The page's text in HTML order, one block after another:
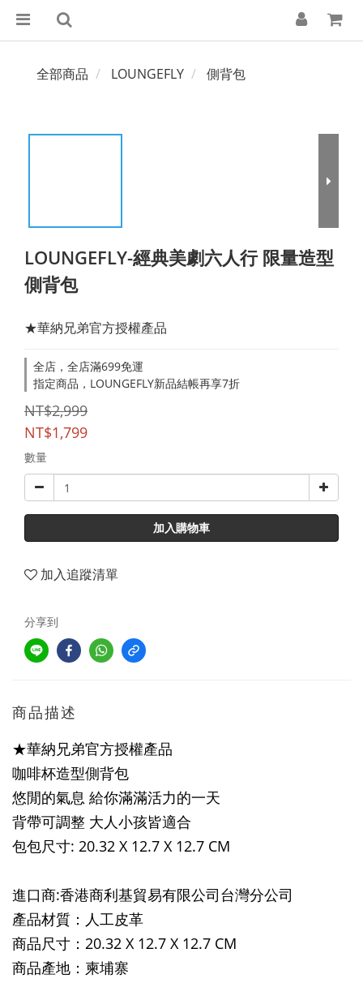
全部商品 LOUNGEFLY 側背包
LOUNGEFLY-經典美劇六人行 限量造型
側背包
★華納兄弟官方授權產品
全店，全店滿699免運
指定商品，LOUNGEFLY新品結帳再享7折
NT$2,999
NT$1,799
數量
加入購物車
加入追蹤清單
分享到
商品描述
★華納兄弟官方授權產品
咖啡杯造型側背包
悠閒的氣息 給你滿滿活力的一天
背帶可調整 大人小孩皆適合
包包尺寸: 20.32 X 12.7 X 12.7 CM
進口商:香港商利基貿易有限公司台灣分公司
產品材質：人工皮革
商品尺寸： 20.32 X 12.7 X 12.7 CM
商品產地：柬埔寨